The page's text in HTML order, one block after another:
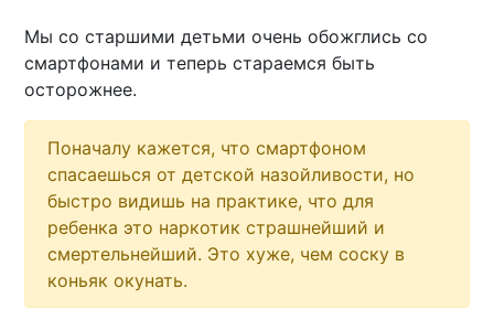
Мы со старшими детьми очень обожглись со
смартфонами и теперь стараемся быть
осторожнее.
Поначалу кажется, что смартфоном
спасаешься от детской назойливости, но
быстро видишь на практике, что для
ребенка это наркотик страшнейший и
смертельнейший. Это хуже, чем соску в
коньяк окунать.